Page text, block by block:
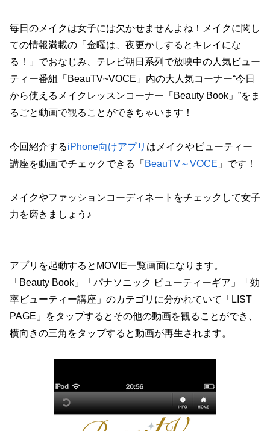
毎日のメイクは女子には欠かせませんよね！メイクに関し
ての情報満載の「金曜は、夜更かしするとキレイにな
る！」でおなじみ、テレビ朝日系列で放映中の人気ビュー
ティー番組「BeauTV~VOCE」内の大人気コーナー“今日
から使えるメイクレッスンコーナー「Beauty Book」”をま
るごと動画で観ることができちゃいます！
今回紹介するiPhone向けアプリ はメイクやビューティー
講座を動画でチェックできる「 BeauTV～VOCE 」です！
メイクやファッションコーディネートをチェックして女子
力を磨きましょう♪
アプリを起動するとMOVIE一覧画面になります。
「Beauty Book」「パナソニック ビューティーギア」「効
率ビューティー講座」のカテゴリに分かれていて「LIST
PAGE」をタップするとその他の動画を観ることができ、
横向きの三角をタップすると動画が再生されます。